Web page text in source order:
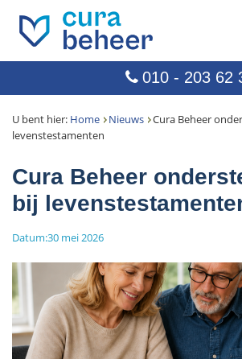
010 - 203 62
U bent hier: Home Nieuws
Cura Beheer
levenstestamenten
Cura Beheer
bij
Datum:30 mei 2026